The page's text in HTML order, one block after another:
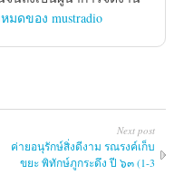
มดของ mustradio
Next post
ค่ายอนุรักษ์สิ่งดีงาม รณรงค์เก็บ
ขยะ พิทักษ์ภูกระดึง ปี ๖๓ (1-3